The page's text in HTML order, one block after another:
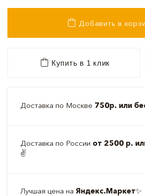
Добавить в
Купить в 1 клик
Доставка по Москве 750р. или
Доставка по России от 2500 р.
✌️
Лучшая цена на Яндекс.Маркет✨